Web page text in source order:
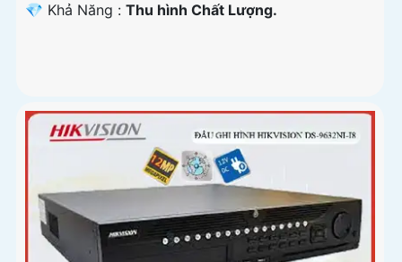
️💎 Khả Năng : Thu hình Chất Lượng.